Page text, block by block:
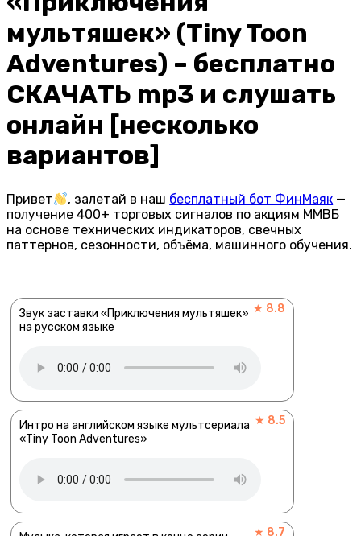
мультяшек» (Tiny Toon
Adventures) – бесплатно
СКАЧАТЬ mp3 и слушать
онлайн [несколько
вариантов]
Привет , залетай в наш бесплатный бот ФинМаяк —
получение 400+ торговых сигналов по акциям ММВБ
на основе технических индикаторов, свечных
паттернов, сезонности, объёма, машинного обучения.
Звук заставки «Приключения мультяшек»
на русском языке
★ 8.8
Интро на английском языке мультсериала
«Tiny Toon Adventures»
★ 8.5
★ 8.7